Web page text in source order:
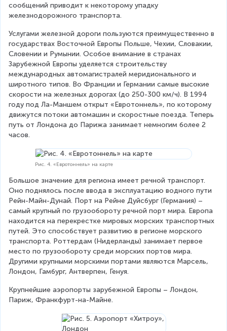
сообщений приводит к некоторому упадку
железнодорожного транспорта.
Услугами железной дороги пользуются преимущественно в
государствах Восточной Европы Польше, Чехии, Словакии,
Словении и Румынии. Особое внимание в странах
Зарубежной Европы уделяется строительству
международных автомагистралей меридионального и
широтного типов. Во Франции и Германии самые высокие
скорости на железных дорогах (до 250-300 км/ч). В 1994
году под Ла-Маншем открыт «Евротоннель», по которому
движутся потоки автомашин и скоростные поезда. Теперь
путь от Лондона до Парижа занимает немногим более 2
часов.
Рис. 4. «Евротоннель» на карте
Большое значение для региона имеет речной транспорт.
Оно поднялось после ввода в эксплуатацию водного пути
Рейн-Майн-Дунай. Порт на Рейне Дуйсбург (Германия) –
самый крупный по грузообороту речной порт мира. Европа
находится на перекрестке мировых морских транспортных
путей. Это способствует развитию в регионе морского
транспорта. Роттердам (Нидерланды) занимает первое
место по грузообороту среди морских портов мира.
Другими крупными морскими портами являются Марсель,
Лондон, Гамбург, Антверпен, Генуя.
Крупнейшие аэропорты зарубежной Европы – Лондон,
Париж, Франкфурт-на-Майне.